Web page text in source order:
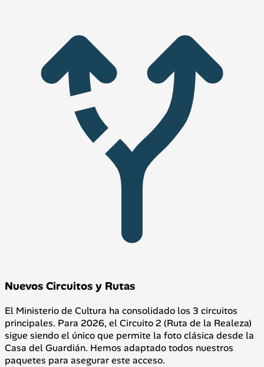
Nuevos Circuitos y Rutas
El Ministerio de Cultura ha consolidado los 3 circuitos
principales. Para 2026, el Circuito 2 (Ruta de la Realeza)
sigue siendo el único que permite la foto clásica desde la
Casa del Guardián. Hemos adaptado todos nuestros
paquetes para asegurar este acceso.